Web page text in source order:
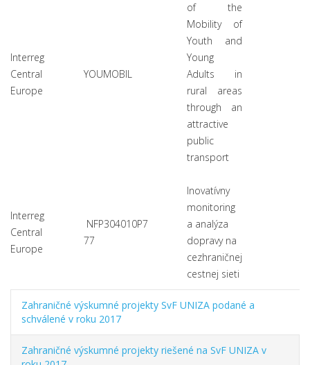
Interreg
Central
Europe
YOUMOBIL
of the
Mobility of
Youth and
Young
Adults in
rural areas
through an
attractive
public
transport
Interreg
Central
Europe
NFP304010P7
77
Inovatívny
monitoring
a analýza
dopravy na
cezhraničnej
cestnej sieti
Zahraničné výskumné projekty SvF UNIZA podané a
schválené v roku 2017
Zahraničné výskumné projekty riešené na SvF UNIZA v